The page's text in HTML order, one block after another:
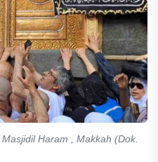
Haram , Makkah (Dok.